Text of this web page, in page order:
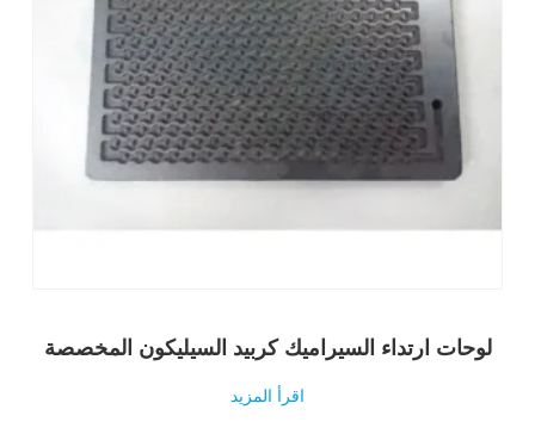
لوحات ارتداء السيراميك كربيد السيليكون المخصصة
اقرأ المزيد